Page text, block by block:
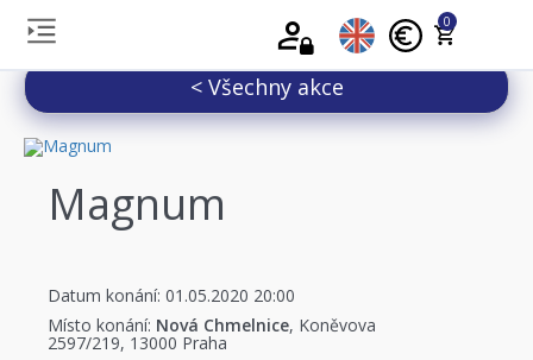
0
< Všechny akce
Magnum
Datum konání: 01.05.2020 20:00
Místo konání: Nová Chmelnice, Koněvova
2597/219, 13000 Praha